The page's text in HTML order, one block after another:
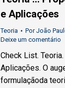
e Aplicações
Teoria PorJoão
Deixe um comentário
Check List.
Aplicações. O
formulaçãoda